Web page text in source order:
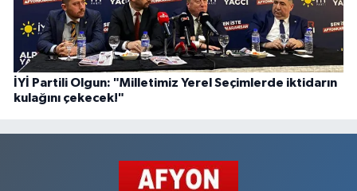
İYİ Partili Olgun: "Milletimiz Yerel Seçimlerde iktidarın
kulağını çekecek!"